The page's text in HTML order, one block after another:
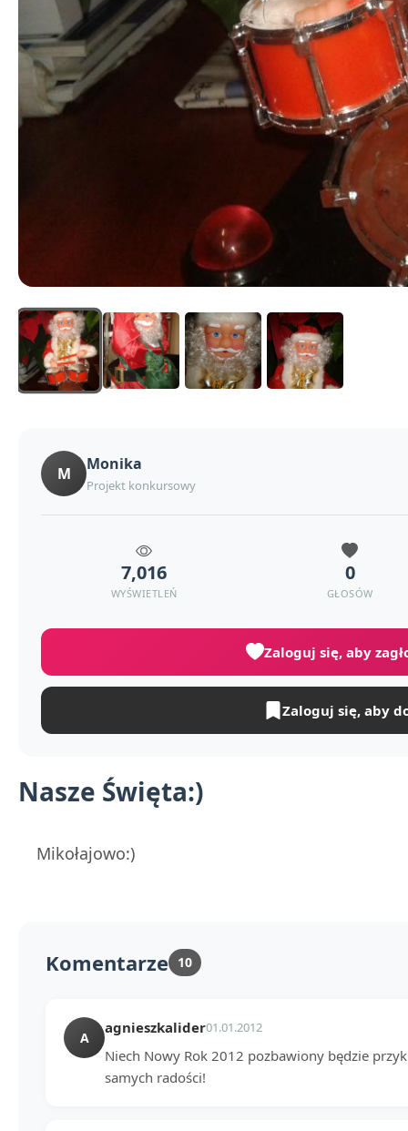
Nasze Święta:)
Mikołajowo:)
M Monika
Projekt konkursowy
7,016
WYŚWIETLEŃ
0
GŁOSÓW
Zaloguj się, aby
Zaloguj się, aby
Komentarze 10
A
agnieszkalider01.01.2012
Niech Nowy Rok 2012 pozbawiony będzie
samych radości!